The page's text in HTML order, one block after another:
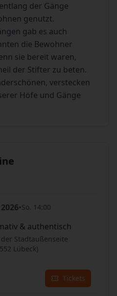
der Gänge
genutzt.
gab es auch
die Bewohner
sie bereit waren,
der Stifter zu beten.
verstecken
Höfe und Gänge
•So. 14:00
& authentisch
Stadtaußenseite
Lübeck)
Tickets